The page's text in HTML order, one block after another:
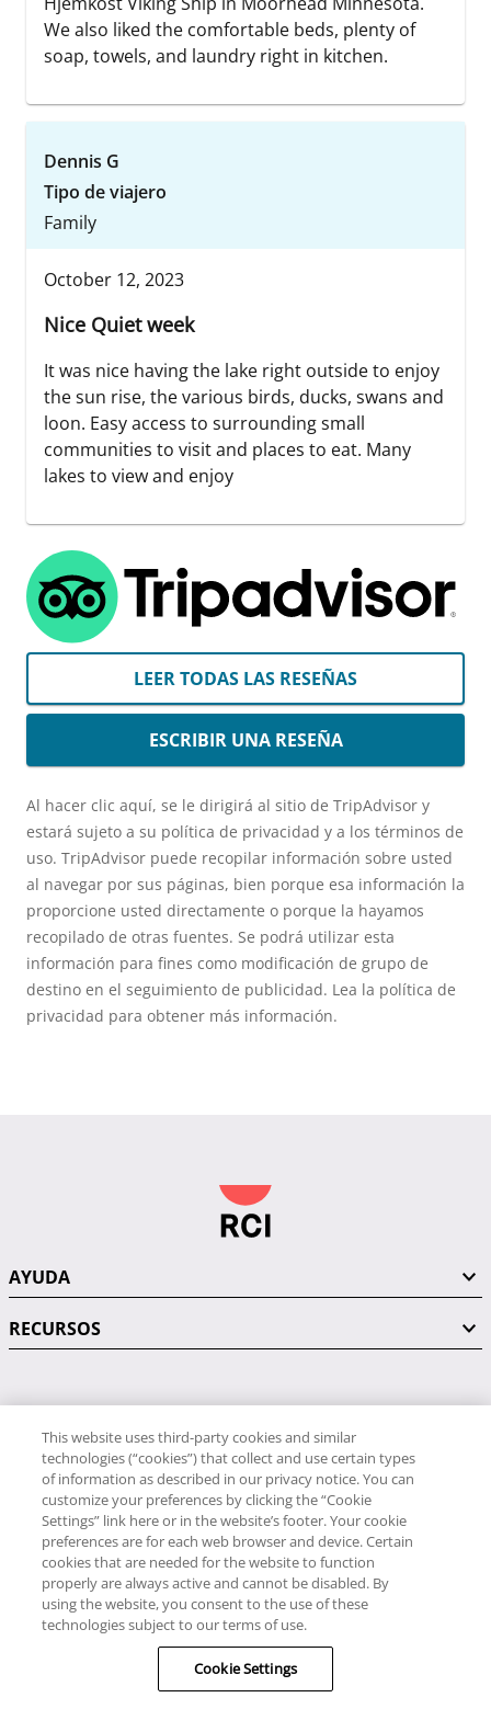
We also liked the comfortable beds, plenty of
soap, towels, and laundry right in kitchen.
Dennis G
Tipo de viajero
Family
October 12, 2023
Nice Quiet week
It was nice having the lake right outside to enjoy
the sun rise, the various birds, ducks, swans and
loon. Easy access to surrounding small
communities to visit and places to eat. Many
lakes to view and enjoy
LEER TODAS LAS RESEÑAS
ESCRIBIR UNA RESEÑA
Al hacer clic aquí, se le dirigirá al sitio de TripAdvisor y
estará sujeto a su política de privacidad y a los términos de
uso. TripAdvisor puede recopilar información sobre usted
al navegar por sus páginas, bien porque esa información la
proporcione usted directamente o porque la hayamos
recopilado de otras fuentes. Se podrá utilizar esta
información para fines como modificación de grupo de
destino en el seguimiento de publicidad. Lea la política de
privacidad para obtener más información.
AYUDA
RECURSOS
PÓNGASE EN CONTACTO CON NOSOTROS
RCI
34 91 406 9058
RCI Travel
34 91 406 9059
© RCI, LLC. Todos los derechos reservados.
This website uses third-party cookies and similar
technologies (“cookies”) that collect and use certain types
of information as described in our privacy notice. You can
customize your preferences by clicking the “Cookie
Settings” link here or in the website’s footer. Your cookie
preferences are for each web browser and device. Certain
cookies that are needed for the website to function
properly are always active and cannot be disabled. By
using the website, you consent to the use of these
technologies subject to our terms of use.
Cookie Settings